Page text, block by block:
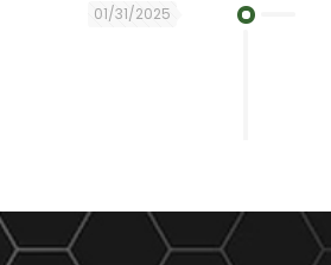
01/31/2025